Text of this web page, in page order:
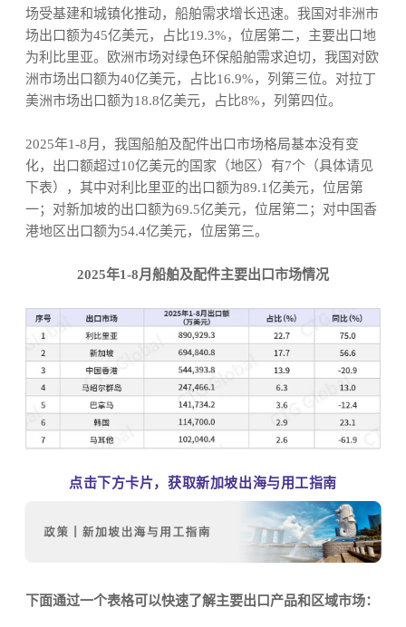
场受基建和城镇化推动，船舶需求增长迅速。我国对非洲市
场出口额为45亿美元，占比19.3%，位居第二，主要出口地
为利比里亚。欧洲市场对绿色环保船舶需求迫切，我国对欧
洲市场出口额为40亿美元，占比16.9%，列第三位。对拉丁
美洲市场出口额为18.8亿美元，占比8%，列第四位。
2025年1-8月，我国船舶及配件出口市场格局基本没有变
化，出口额超过10亿美元的国家（地区）有7个（具体请见
下表），其中对利比里亚的出口额为89.1亿美元，位居第
一；对新加坡的出口额为69.5亿美元，位居第二；对中国香
港地区出口额为54.4亿美元，位居第三。
2025年1-8月船舶及配件主要出口市场情况
点击下方卡片，获取新加坡出海与用工指南
下面通过一个表格可以快速了解主要出口产品和区域市场：